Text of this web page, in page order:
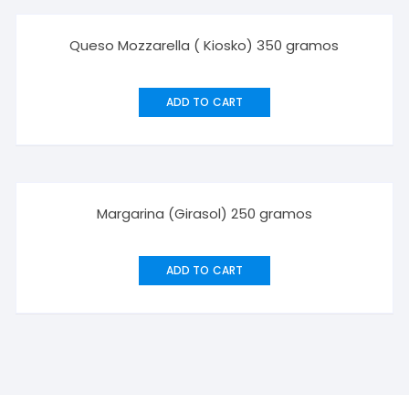
Queso Mozzarella ( Kiosko) 350 gramos
ADD TO CART
Margarina (Girasol) 250 gramos
ADD TO CART